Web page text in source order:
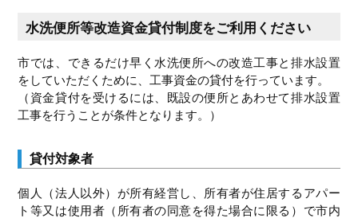
水洗便所等改造資金貸付制度をご利用ください
市では、できるだけ早く水洗便所への改造工事と排水設置
をしていただくために、工事資金の貸付を行っています。
（資金貸付を受けるには、既設の便所とあわせて排水設置
工事を行うことが条件となります。）
貸付対象者
個人（法人以外）が所有経営し、所有者が住居するアパー
ト等又は使用者（所有者の同意を得た場合に限る）で市内